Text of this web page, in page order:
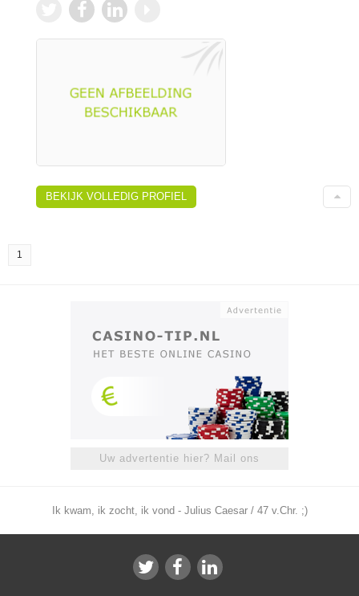
BEKIJK VOLLEDIG PROFIEL
1
Uw advertentie hier? Mail ons
Ik kwam, ik zocht, ik vond - Julius Caesar / 47 v.Chr. ;)